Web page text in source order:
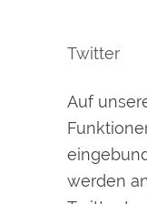
Twitter
Auf
werden